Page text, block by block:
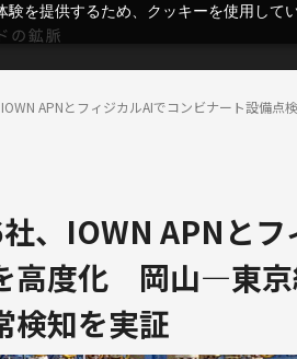
を提供するため、クッキーを使用し
APNとフィジカルAIでコンビナート設備
、IOWN APNと
高度化 岡山―東
検知を実証